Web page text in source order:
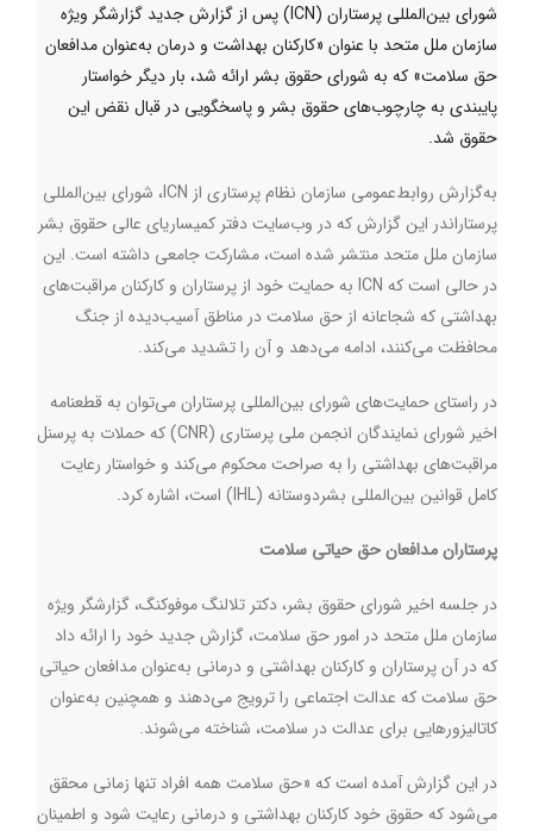
شورای بین‌المللی پرستاران (ICN) پس از گزارش جدید گزارشگر ویژه
سازمان ملل متحد با عنوان «کارکنان بهداشت و درمان به‌عنوان مدافعان
حق سلامت» که به شورای حقوق بشر ارائه شد، بار دیگر خواستار
پایبندی به چارچوب‌های حقوق بشر و پاسخگویی در قبال نقض این
حقوق شد.
به‌گزارش روابط‌عمومی سازمان نظام پرستاری از ICN، شورای بین‌المللی
پرستاراندر این گزارش که در وب‌سایت دفتر کمیساریای عالی حقوق بشر
سازمان ملل متحد منتشر شده است، مشارکت جامعی داشته است. این
در حالی است که ICN به حمایت خود از پرستاران و کارکنان مراقبت‌های
بهداشتی که شجاعانه از حق سلامت در مناطق آسیب‌دیده از جنگ
محافظت می‌کنند، ادامه می‌دهد و آن را تشدید می‌کند.
در راستای حمایت‌های شورای بین‌المللی پرستاران می‌توان به قطعنامه
اخیر شورای نمایندگان انجمن ملی پرستاری (CNR)که حملات به پرسنل
مراقبت‌های بهداشتی را به صراحت محکوم می‌کند و خواستار رعایت
کامل قوانین بین‌المللی بشردوستانه (IHL) است، اشاره کرد.
پرستاران مدافعان حق حیاتی سلامت
در جلسه اخیر شورای حقوق بشر، دکتر تلالنگ موفوکنگ، گزارشگر ویژه
سازمان ملل متحد در امور حق سلامت، گزارش جدید خود را ارائه داد
که در آن پرستاران و کارکنان بهداشتی و درمانی به‌عنوان مدافعان حیاتی
حق سلامت که عدالت اجتماعی را ترویج می‌دهند و همچنین به‌عنوان
کاتالیزورهایی برای عدالت در سلامت، شناخته می‌شوند.
در این گزارش آمده است که «حق سلامت همه افراد تنها زمانی محقق
می‌شود که حقوق خود کارکنان بهداشتی و درمانی رعایت شود و اطمینان